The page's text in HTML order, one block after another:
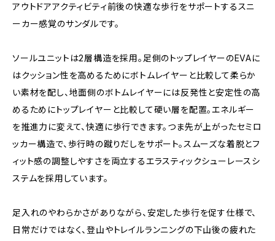
アウトドアアクティビティ前後の快適な歩行をサポートするスニ
ーカー感覚のサンダルです。
ソールユニットは2層構造を採用。足側のトップレイヤーのEVAに
はクッション性を高めるためにボトムレイヤーと比較して柔らか
い素材を配し、地面側のボトムレイヤーには反発性と安定性の高
めるためにトップレイヤーと比較して硬い層を配置。エネルギー
を推進力に変えて、快適に歩行できます。つま先が上がったセミロ
ッカー構造で、歩行時の蹴りだしをサポート。スムーズな着脱とフ
ィット感の調整しやすさを両立するエラスティックシューレースシ
ステムを採用しています。
足入れのやわらかさがありながら、安定した歩行を促す仕様で、
日常だけではなく、登山やトレイルランニングの下山後の疲れた